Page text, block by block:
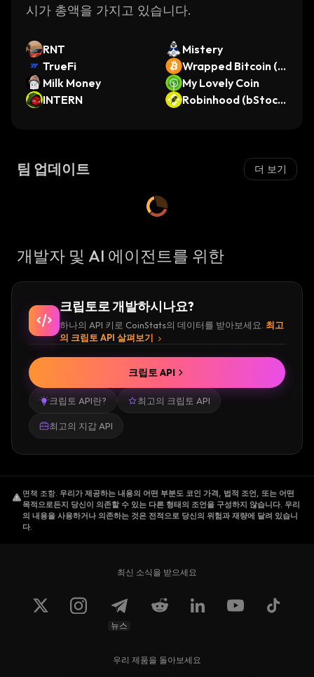
시가 총액을 가지고 있습니다.
RNT
Mistery
TrueFi
Wrapped Bitcoin (S
ollet)
Milk Money
My Lovely Coin
INTERN
Robinhood (bStock
팀 업데이트 더 보기
개발자 및 AI 에이전트를 위한
크립토로 개발하시나요?
하나의 API 키로 CoinStats의 데이터를 받아보세요. 최고
의 크립토 API 살펴보기
크립토 API란? 최고의 크립토 API
최고의 지갑 API
크립토 API
면책 조항. 우리가 제공하는 내용의 어떤 부분도 코인 가격, 법적 조언, 또는 어떤
목적으로든지 당신이 의존할 수 있는 다른 형태의 조언을 구성하지 않습니다. 우리
의 내용을 사용하거나 의존하는 것은 전적으로 당신의 위험과 재량에 달려 있습니
다.
최신 소식을 받으세요
뉴스
우리 제품을 돌아보세요